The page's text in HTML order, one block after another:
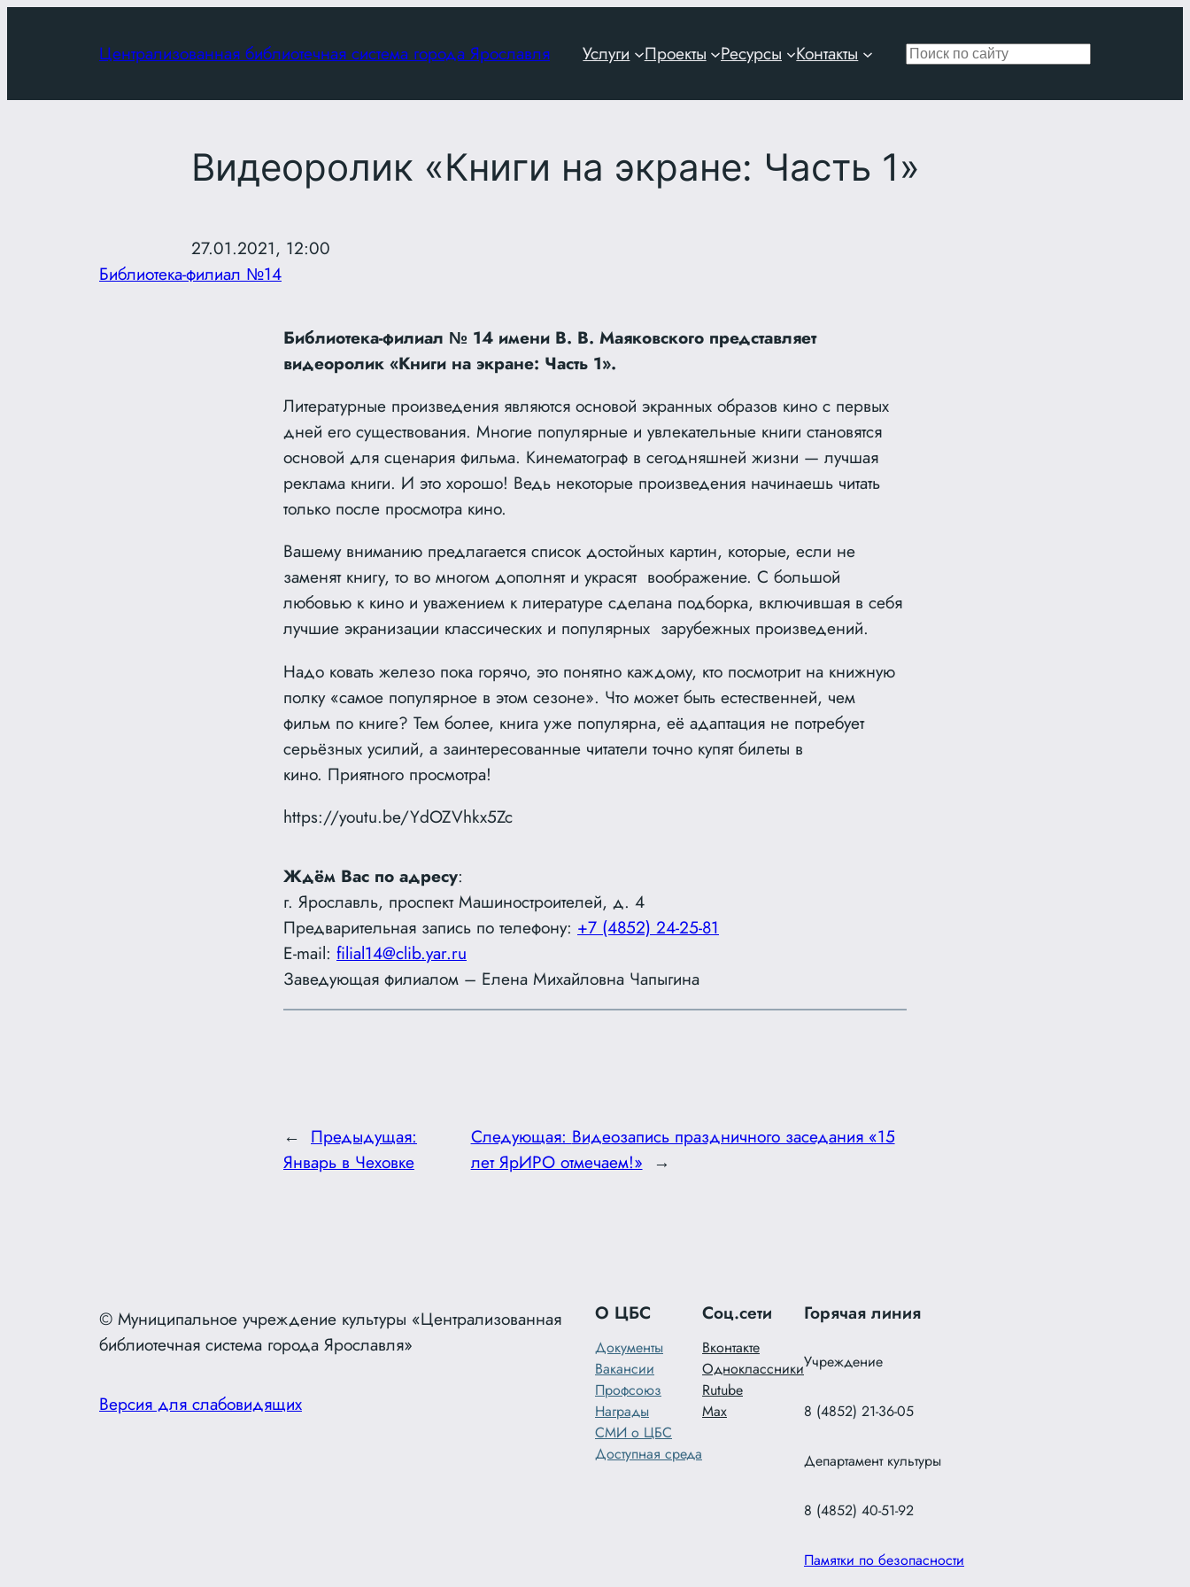
Централизованная библиотечная система города Ярославля Услуги Проекты Ресурсы Контакты Поиск
Видеоролик «Книги на экране: Часть 1»
27.01.2021, 12:00
Библиотека-филиал №14
Библиотека-филиал № 14 имени В. В. Маяковского представляет
видеоролик «Книги на экране: Часть 1».
Литературные произведения являются основой экранных образов кино с первых
дней его существования. Многие популярные и увлекательные книги становятся
основой для сценария фильма. Кинематограф в сегодняшней жизни — лучшая
реклама книги. И это хорошо! Ведь некоторые произведения начинаешь читать
только после просмотра кино.
Вашему вниманию предлагается список достойных картин, которые, если не
заменят книгу, то во многом дополнят и украсят воображение. С большой
любовью к кино и уважением к литературе сделана подборка, включившая в себя
лучшие экранизации классических и популярных зарубежных произведений.
Надо ковать железо пока горячо, это понятно каждому, кто посмотрит на книжную
полку «самое популярное в этом сезоне». Что может быть естественней, чем
фильм по книге? Тем более, книга уже популярна, её адаптация не потребует
серьёзных усилий, а заинтересованные читатели точно купят билеты в
кино. Приятного просмотра!
https://youtu.be/YdOZVhkx5Zc
Ждём Вас по адресу:
г. Ярославль, проспект Машиностроителей, д. 4
Предварительная запись по телефону: +7 (4852) 24-25-81
E-mail: filial14@clib.yar.ru
Заведующая филиалом – Елена Михайловна Чапыгина
← Предыдущая:
Январь в Чеховке
Следующая: Видеозапись праздничного заседания «15
лет ЯрИРО отмечаем!» →
© Муниципальное учреждение культуры «Централизованная
библиотечная система города Ярославля»
Версия для слабовидящих
О ЦБС
Документы
Вакансии
Профсоюз
Награды
СМИ о ЦБС
Доступная среда
Соц.сети
Вконтакте
Одноклассники
Rutube
Max
Горячая линия
Учреждение
8 (4852) 21-36-05
Департамент культуры
8 (4852) 40-51-92
Памятки по безопасности